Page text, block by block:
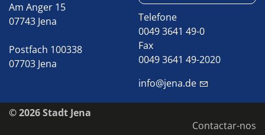
Am Anger 15
07743 Jena
Postfach 100338
07703 Jena
Telefone
0049 3641 49-0
Fax
0049 3641 49-2020
info@jena.de
© 2026 Stadt Jena
Contactar-nos